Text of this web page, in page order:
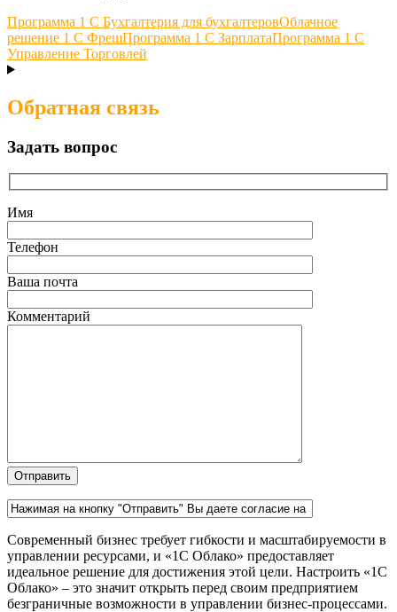
Программа 1 С Бухгалтерия для бухгалтеровОблачное
решение 1 С ФрешПрограмма 1 С ЗарплатаПрограмма 1 С
Управление Торговлей
Обратная связь
Задать вопрос
Имя
Телефон
Ваша почта
Комментарий
Современный бизнес требует гибкости и масштабируемости в
управлении ресурсами, и «1С Облако» предоставляет
идеальное решение для достижения этой цели. Настроить «1С
Облако» – это значит открыть перед своим предприятием
безграничные возможности в управлении бизнес-процессами.